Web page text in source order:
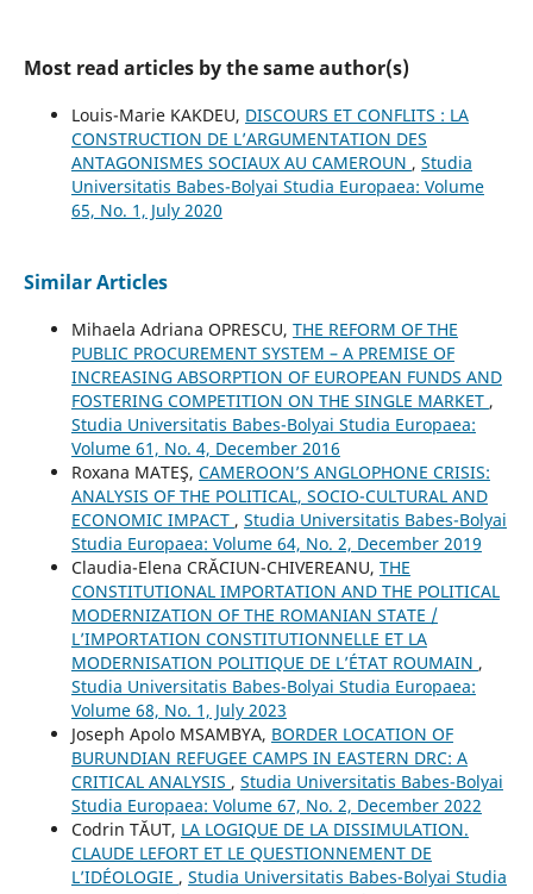
Most read articles by the same author(s)
Louis-Marie KAKDEU, DISCOURS ET CONFLITS : LA
CONSTRUCTION DE L’ARGUMENTATION DES
ANTAGONISMES SOCIAUX AU CAMEROUN , Studia
Universitatis Babes-Bolyai Studia Europaea: Volume
65, No. 1, July 2020
Similar Articles
Mihaela Adriana OPRESCU, THE REFORM OF THE
PUBLIC PROCUREMENT SYSTEM – A PREMISE OF
INCREASING ABSORPTION OF EUROPEAN FUNDS AND
FOSTERING COMPETITION ON THE SINGLE MARKET ,
Studia Universitatis Babes-Bolyai Studia Europaea:
Volume 61, No. 4, December 2016
Roxana MATEŞ, CAMEROON’S ANGLOPHONE CRISIS:
ANALYSIS OF THE POLITICAL, SOCIO-CULTURAL AND
ECONOMIC IMPACT , Studia Universitatis Babes-Bolyai
Studia Europaea: Volume 64, No. 2, December 2019
Claudia-Elena CRĂCIUN-CHIVEREANU, THE
CONSTITUTIONAL IMPORTATION AND THE POLITICAL
MODERNIZATION OF THE ROMANIAN STATE /
L’IMPORTATION CONSTITUTIONNELLE ET LA
MODERNISATION POLITIQUE DE L’ÉTAT ROUMAIN ,
Studia Universitatis Babes-Bolyai Studia Europaea:
Volume 68, No. 1, July 2023
Joseph Apolo MSAMBYA, BORDER LOCATION OF
BURUNDIAN REFUGEE CAMPS IN EASTERN DRC: A
CRITICAL ANALYSIS , Studia Universitatis Babes-Bolyai
Studia Europaea: Volume 67, No. 2, December 2022
Codrin TĂUT, LA LOGIQUE DE LA DISSIMULATION.
CLAUDE LEFORT ET LE QUESTIONNEMENT DE
L’IDÉOLOGIE , Studia Universitatis Babes-Bolyai Studia